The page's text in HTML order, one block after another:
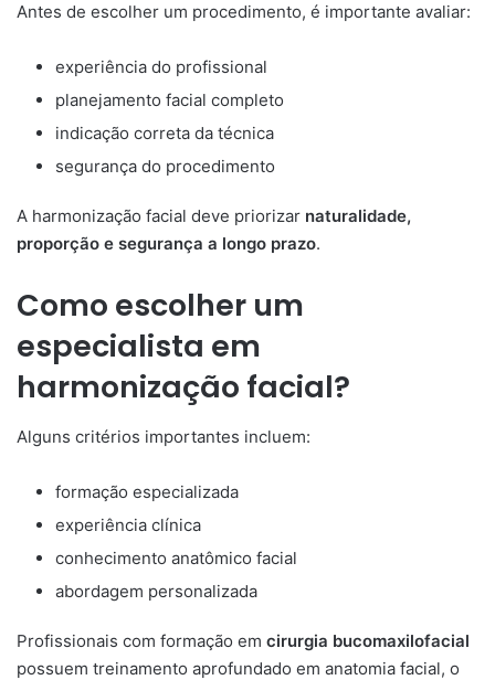
Antes de escolher um procedimento, é importante avaliar:
experiência do profissional
planejamento facial completo
indicação correta da técnica
segurança do procedimento
A harmonização facial deve priorizar naturalidade,
proporção e segurança a longo prazo.
Como escolher um
especialista em
harmonização facial?
Alguns critérios importantes incluem:
formação especializada
experiência clínica
conhecimento anatômico facial
abordagem personalizada
Profissionais com formação em cirurgia bucomaxilofacial
possuem treinamento aprofundado em anatomia facial, o